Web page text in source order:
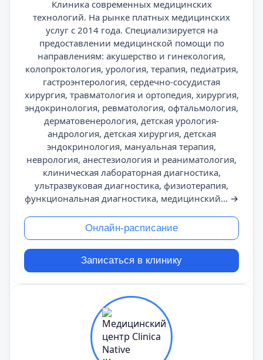
Клиника современных медицинских
технологий. На рынке платных медицинских
услуг с 2014 года. Специализируется на
предоставлении медицинской помощи по
направлениям: акушерство и гинекология,
колопроктология, урология, терапия, педиатрия,
гастроэнтерология, сердечно-сосудистая
хирургия, травматология и ортопедия, хирургия,
эндокринология, ревматология, офтальмология,
дерматовенерология, детская урология-
андрология, детская хирургия, детская
эндокринология, мануальная терапия,
неврология, анестезиология и реаниматология,
клиническая лабораторная диагностика,
ультразвуковая диагностика, физиотерапия,
функциональная диагностика, медицинский... →
Онлайн-расписание
Записаться в клинику